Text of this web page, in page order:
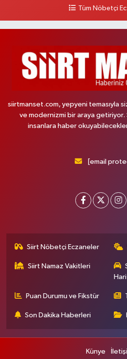
Tüm Nöbetçi
siirtmanset.com, yepyeni temasıyla
ve modernizmi bir araya getiriyor.
insanlara haber
[email
Siirt Nöbetçi Eczaneler
Siirt Namaz Vakitleri
Puan Durumu ve Fikstür
Son Dakika Haberleri
Künye